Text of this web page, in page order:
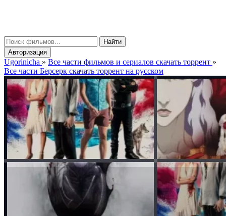
Найти
Авторизация
Ugorinicha » Все части фильмов и сериалов скачать торрент »
Все части Берсерк скачать торрент на русском